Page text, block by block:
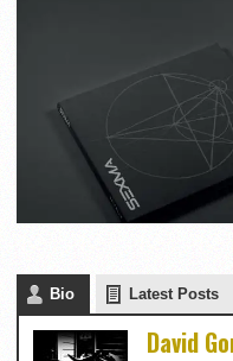
Bio Latest Posts
David